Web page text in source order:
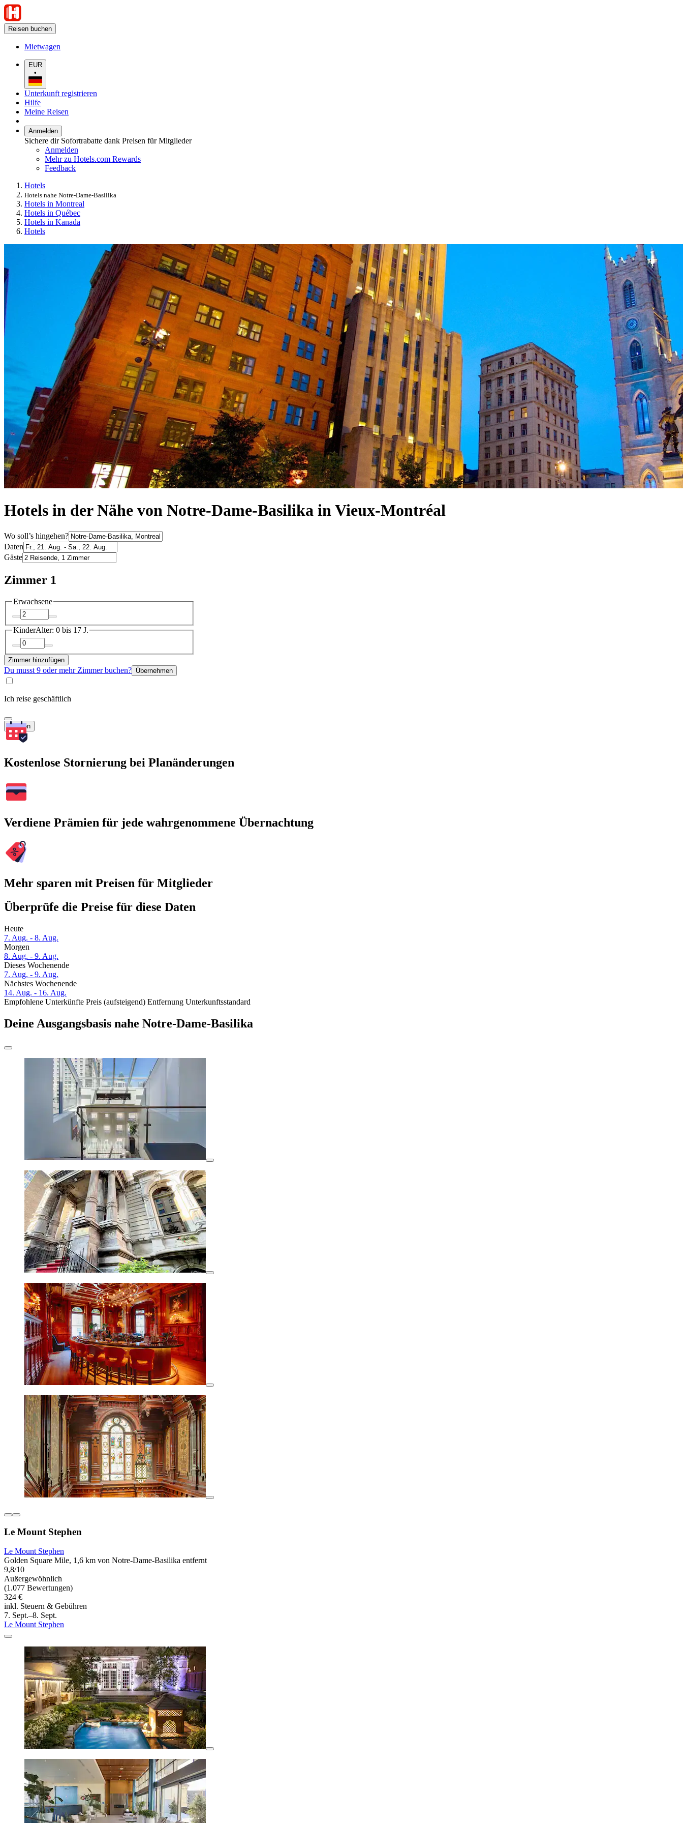
Reisen buchen
Mietwagen
EUR
•
Unterkunft registrieren
Hilfe
Meine Reisen
Anmelden
Sichere dir Sofortrabatte dank Preisen für Mitglieder
Anmelden
Mehr zu Hotels.com Rewards
Feedback
Hotels
Hotels nahe Notre-Dame-Basilika
Hotels in Montreal
Hotels in Québec
Hotels in Kanada
Hotels
Hotels in der Nähe von Notre-Dame-Basilika in Vieux-Montréal
Wo soll’s hingehen?
Daten
Gäste
Zimmer 1
Erwachsene
KinderAlter: 0 bis 17 J.
Zimmer hinzufügen
Du musst 9 oder mehr Zimmer buchen? Übernehmen
Ich reise geschäftlich
Suchen
Kostenlose Stornierung bei Planänderungen
Verdiene Prämien für jede wahrgenommene Übernachtung
Mehr sparen mit Preisen für Mitglieder
Überprüfe die Preise für diese Daten
Heute
7. Aug. - 8. Aug.
Morgen
8. Aug. - 9. Aug.
Dieses Wochenende
7. Aug. - 9. Aug.
Nächstes Wochenende
14. Aug. - 16. Aug.
Empfohlene Unterkünfte Preis (aufsteigend) Entfernung Unterkunftsstandard
Deine Ausgangsbasis nahe Notre-Dame-Basilika
Le Mount Stephen
Le Mount Stephen
Golden Square Mile, 1,6 km von Notre-Dame-Basilika entfernt
9,8/10
Außergewöhnlich
(1.077 Bewertungen)
324 €
inkl. Steuern & Gebühren
7. Sept.–8. Sept.
Le Mount Stephen